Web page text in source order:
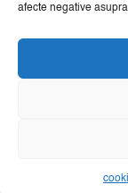
afecte negative